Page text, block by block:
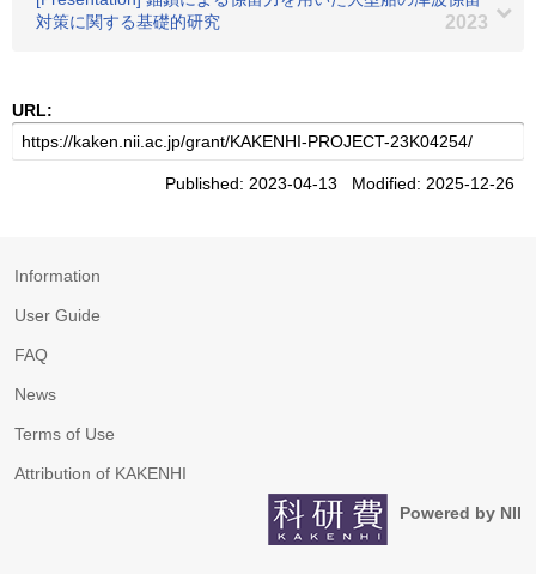
対策に関する基礎的研究
2023
URL:
Published: 2023-04-13 Modified: 2025-12-26
Information
User Guide
FAQ
News
Terms of Use
Attribution of KAKENHI
Powered by NII